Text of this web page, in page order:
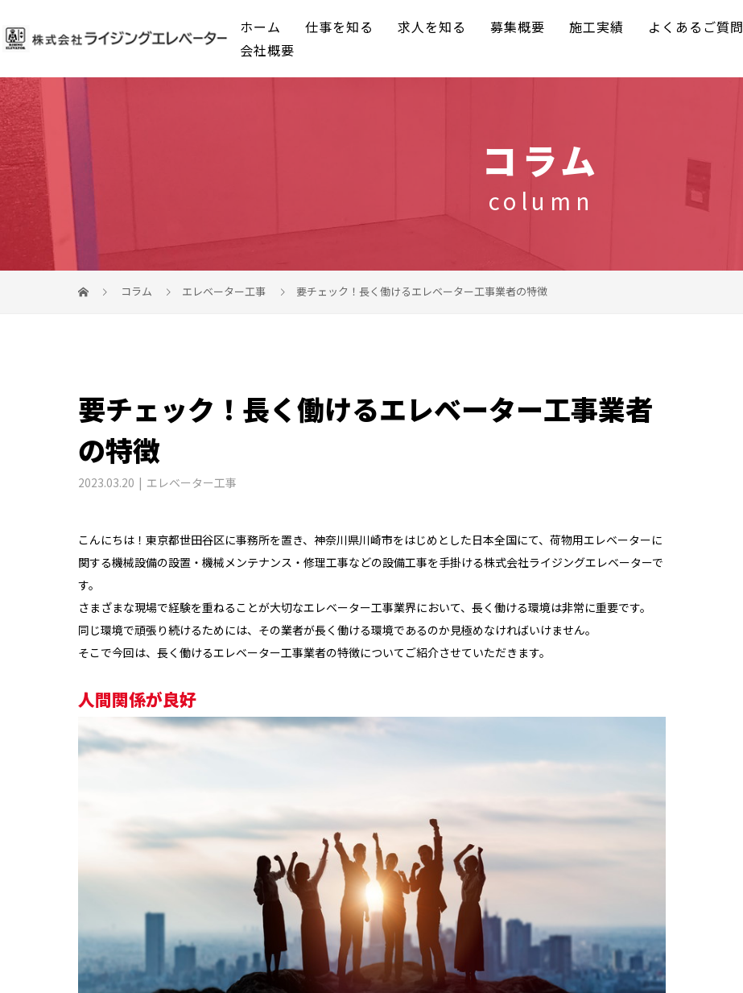
ホーム 仕事を知る 求人を知る 募集概要 施工実績
よくあるご質問
会社概要
コラム
column
コラム エレベーター工事 要チェック！長く働けるエレベーター工事業者の特徴
要チェック！長く働けるエレベーター工事業者
の特徴
2023.03.20 エレベーター工事
こんにちは！東京都世田谷区に事務所を置き、神奈川県川崎市をはじめとした日本全国にて、荷物用エレベーターに
関する機械設備の設置・機械メンテナンス・修理工事などの設備工事を手掛ける株式会社ライジングエレベーターで
す。
さまざまな現場で経験を重ねることが大切なエレベーター工事業界において、長く働ける環境は非常に重要です。
同じ環境で頑張り続けるためには、その業者が長く働ける環境であるのか見極めなければいけません。
そこで今回は、長く働けるエレベーター工事業者の特徴についてご紹介させていただきます。
人間関係が良好